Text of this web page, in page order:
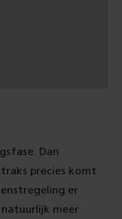
Dan
precies komt
er
natuurlijk meer